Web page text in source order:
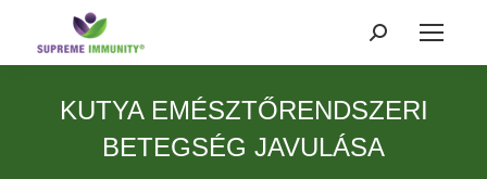
Search:
KUTYA EMÉSZTŐRENDSZERI
BETEGSÉG JAVULÁSA